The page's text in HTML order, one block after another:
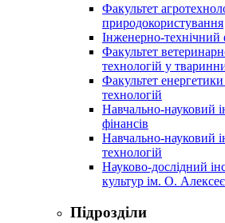
Факультет
природокористування
Інженерно-технічний
Факультет
технологій у
Факультет
технологій
Навчально-науковий
фінансів
Навчально-науковий
технологій
Науково-дослідний
культур ім. О.
Підрозділи